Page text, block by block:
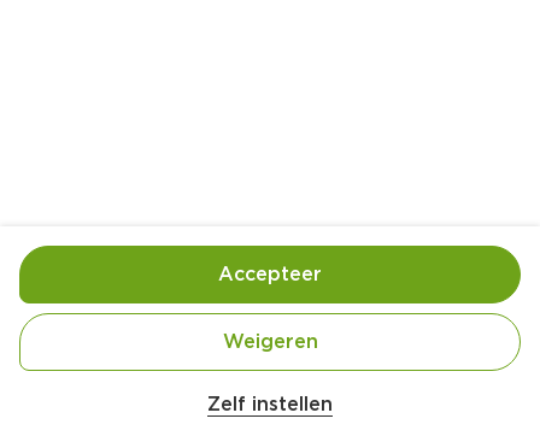
Handige informatie over dit product
Biologisch
Zelf instellen
Weigeren
Accepteer